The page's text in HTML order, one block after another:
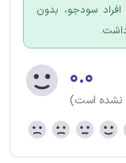
سودجو، بدون
۰.۰
نشده است)